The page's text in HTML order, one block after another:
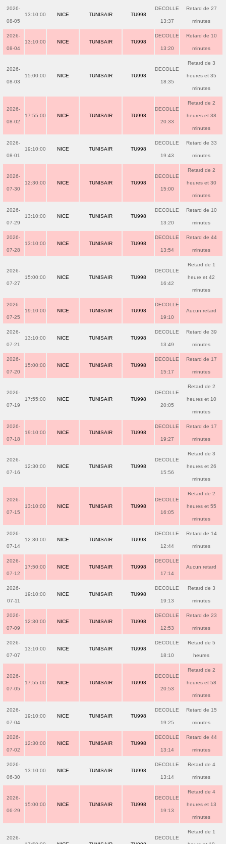
2026-
08-05
13:10:00 NICE TUNISAIR TU998
DECOLLE
13:37
Retard de 27
minutes
2026-
08-04
13:10:00 NICE TUNISAIR TU998
DECOLLE
13:20
Retard de 10
minutes
2026-
08-03
15:00:00 NICE TUNISAIR TU998
DECOLLE
18:35
Retard de 3
heures et 35
minutes
2026-
08-02
17:55:00 NICE TUNISAIR TU998
DECOLLE
20:33
Retard de 2
heures et 38
minutes
2026-
08-01
19:10:00 NICE TUNISAIR TU998
DECOLLE
19:43
Retard de 33
minutes
2026-
07-30
12:30:00 NICE TUNISAIR TU998
DECOLLE
15:00
Retard de 2
heures et 30
minutes
2026-
07-29
13:10:00 NICE TUNISAIR TU998
DECOLLE
13:20
Retard de 10
minutes
2026-
07-28
13:10:00 NICE TUNISAIR TU998
DECOLLE
13:54
Retard de 44
minutes
2026-
07-27
15:00:00 NICE TUNISAIR TU998
DECOLLE
16:42
Retard de 1
heure et 42
minutes
2026-
07-25
19:10:00 NICE TUNISAIR TU998
DECOLLE
19:10
Aucun retard
2026-
07-21
13:10:00 NICE TUNISAIR TU998
DECOLLE
13:49
Retard de 39
minutes
2026-
07-20
15:00:00 NICE TUNISAIR TU998
DECOLLE
15:17
Retard de 17
minutes
2026-
07-19
17:55:00 NICE TUNISAIR TU998
DECOLLE
20:05
Retard de 2
heures et 10
minutes
2026-
07-18
19:10:00 NICE TUNISAIR TU998
DECOLLE
19:27
Retard de 17
minutes
2026-
07-16
12:30:00 NICE TUNISAIR TU998
DECOLLE
15:56
Retard de 3
heures et 26
minutes
2026-
07-15
13:10:00 NICE TUNISAIR TU998
DECOLLE
16:05
Retard de 2
heures et 55
minutes
2026-
07-14
12:30:00 NICE TUNISAIR TU998
DECOLLE
12:44
Retard de 14
minutes
2026-
07-12
17:50:00 NICE TUNISAIR TU998
DECOLLE
17:14
Aucun retard
2026-
07-11
19:10:00 NICE TUNISAIR TU998
DECOLLE
19:13
Retard de 3
minutes
2026-
07-09
12:30:00 NICE TUNISAIR TU998
DECOLLE
12:53
Retard de 23
minutes
2026-
07-07
13:10:00 NICE TUNISAIR TU998
DECOLLE
18:10
Retard de 5
heures
2026-
07-05
17:55:00 NICE TUNISAIR TU998
DECOLLE
20:53
Retard de 2
heures et 58
minutes
2026-
07-04
19:10:00 NICE TUNISAIR TU998
DECOLLE
19:25
Retard de 15
minutes
2026-
07-02
12:30:00 NICE TUNISAIR TU998
DECOLLE
13:14
Retard de 44
minutes
2026-
06-30
13:10:00 NICE TUNISAIR TU998
DECOLLE
13:14
Retard de 4
minutes
2026-
06-29
15:00:00 NICE TUNISAIR TU998
DECOLLE
19:13
Retard de 4
heures et 13
minutes
2026-
DECOLLE
Retard de 1